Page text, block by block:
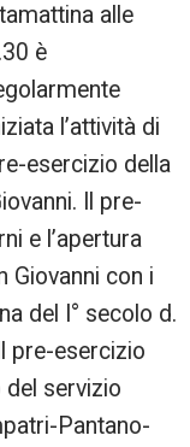
alle
è
l’attività di
esercizio della
Il pre-
e l’apertura
Giovanni con i
del I° secolo d.
pre-esercizio
servizio
Pantano-